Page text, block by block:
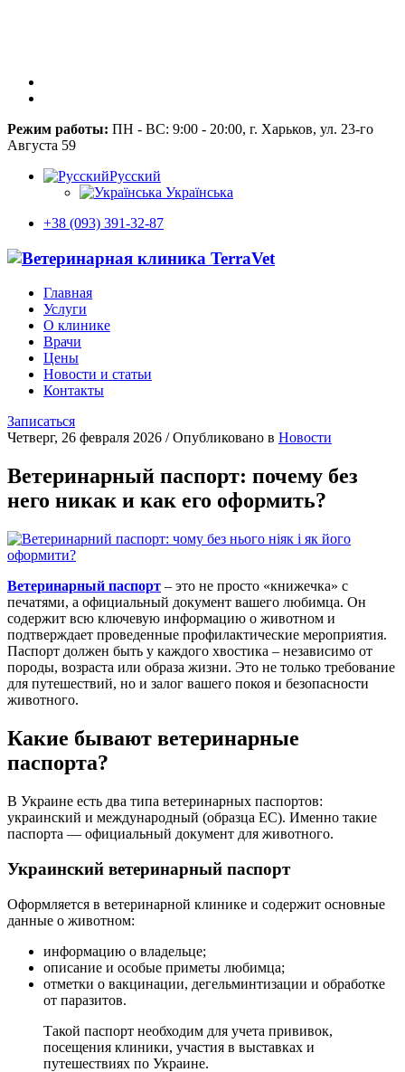
Режим работы: ПН - ВС: 9:00 - 20:00, г. Харьков, ул. 23-го
Августа 59
Русский
Українська
+38 (093) 391-32-87
Главная
Услуги
О клинике
Врачи
Цены
Новости и статьи
Контакты
Записаться
Четверг, 26 февраля 2026 /Опубликовано в Новости
Ветеринарный паспорт: почему без
него никак и как его оформить?
Ветеринарный паспорт – это не просто «книжечка» с
печатями, а официальный документ вашего любимца. Он
содержит всю ключевую информацию о животном и
подтверждает проведенные профилактические мероприятия.
Паспорт должен быть у каждого хвостика – независимо от
породы, возраста или образа жизни. Это не только требование
для путешествий, но и залог вашего покоя и безопасности
животного.
Какие бывают ветеринарные
паспорта?
В Украине есть два типа ветеринарных паспортов:
украинский и международный (образца ЕС). Именно такие
паспорта — официальный документ для животного.
Украинский ветеринарный паспорт
Оформляется в ветеринарной клинике и содержит основные
данные о животном:
информацию о владельце;
описание и особые приметы любимца;
отметки о вакцинации, дегельминтизации и обработке
от паразитов.
Такой паспорт необходим для учета прививок,
посещения клиники, участия в выставках и
путешествиях по Украине.